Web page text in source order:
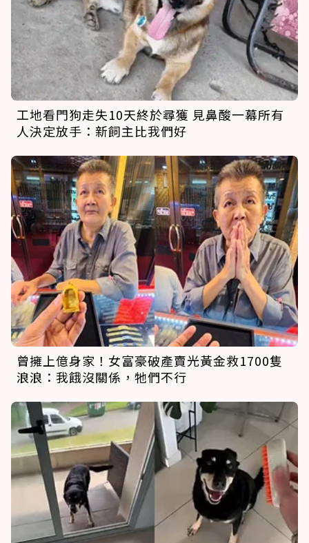
工地看門狗走失10天終於尋獲 見鼻酸一幕所有
人決定放手：新飼主比我們好
曾擁上億身家！女富豪破產賣光黃金救1700隻
浪浪：我餓沒關係，牠們不行